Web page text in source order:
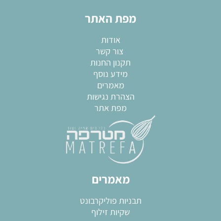
מפת האתר
אודות
צור קשר
תקנון החנות
מידע נוסף
מאמרים
הצהרת נגישות
מפת אתר
מאמרים
תבניות פוליקרבונט
שקיות זילוף